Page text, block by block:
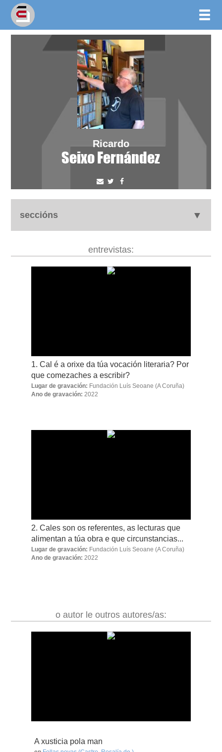
Ricardo
Seixo Fernández
seccións
obra
entrevistas:
1. Cal é a orixe da túa vocación literaria? Por
que comezaches a escribir?
Lugar de gravación: Fundación Luís Seoane (A Coruña)
Ano de gravación: 2022
2. Cales son os referentes, as lecturas que
alimentan a túa obra e que circunstancias...
Lugar de gravación: Fundación Luís Seoane (A Coruña)
Ano de gravación: 2022
o autor le outros autores/as:
A xusticia pola man